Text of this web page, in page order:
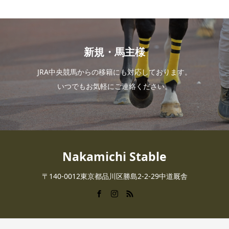
新規・馬主様
JRA中央競馬からの移籍にも対応しております。
いつでもお気軽にご連絡ください。
Nakamichi Stable
〒140-0012東京都品川区勝島2-2-29中道厩舎